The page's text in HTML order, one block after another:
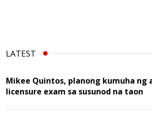
LATEST
Mikee Quintos, planong kumuha ng
licensure exam sa susunod na taon